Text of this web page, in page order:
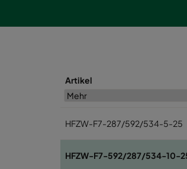
Artikel
HFZW-F7-287/592/534-5-25
HFZW-F7-592/287/534-10-